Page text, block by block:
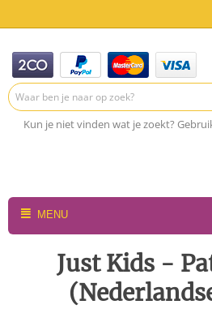
Kun je niet vinden wat je zoekt?
MENU
Just Kids -